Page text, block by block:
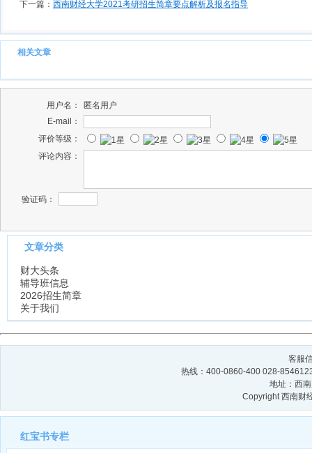
下一篇： 西南财经大学2021考研招生简章要点解析及报名指导
相关文章
用户名：
匿名用户
E-mail：
评价等级：
评论内容：
验证码：
文章分类
财大头条
辅导班信息
2026招生简章
关于我们
客服
热线：400-0860-400 028-
地址：西
Copyright 西南财
红宝书专栏